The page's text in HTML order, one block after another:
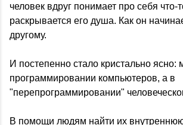
человек вдруг понимает про себя что-
раскрывается его душа. Как он
другому.
И постепенно стало кристально ясно:
программировании компьютеров, а в
"перепрограммировании"
В помощи людям найти их